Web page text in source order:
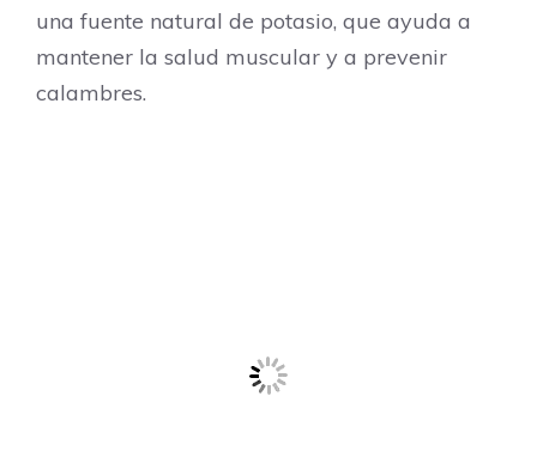
una fuente natural de potasio, que ayuda a
mantener la salud muscular y a prevenir
calambres.